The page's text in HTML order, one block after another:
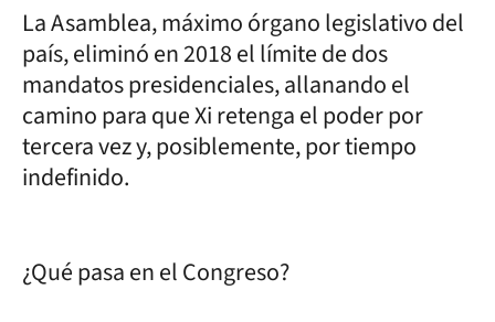
La Asamblea, máximo órgano legislativo del
país, eliminó en 2018 el límite de dos
mandatos presidenciales, allanando el
camino para que Xi retenga el poder por
tercera vez y, posiblemente, por tiempo
indefinido.
¿Qué pasa en el Congreso?